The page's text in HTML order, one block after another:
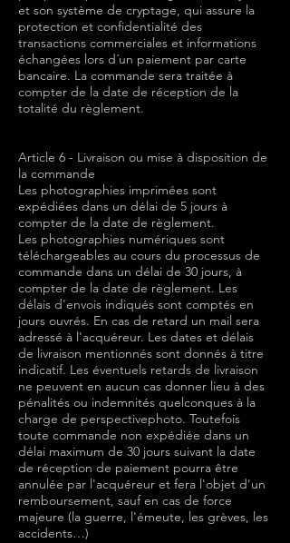
et son système de cryptage, qui assure la
protection et confidentialité des
transactions commerciales et informations
échangées lors d´un paiement par carte
bancaire. La commande sera traitée à
compter de la date de réception de la
totalité du règlement.
Article 6 - Livraison ou mise à disposition de
la commande
Les photographies imprimées sont
expédiées dans un délai de 5 jours à
compter de la date de règlement.
Les photographies numériques sont
téléchargeables au cours du processus de
commande dans un délai de 30 jours, à
compter de la date de règlement. Les
délais d'envois indiqués sont comptés en
jours ouvrés. En cas de retard un mail sera
adressé à l'acquéreur. Les dates et délais
de livraison mentionnés sont donnés à titre
indicatif. Les éventuels retards de livraison
ne peuvent en aucun cas donner lieu à des
pénalités ou indemnités quelconques à la
charge de perspectivephoto. Toutefois
toute commande non expédiée dans un
délai maximum de 30 jours suivant la date
de réception de paiement pourra être
annulée par l'acquéreur et fera l'objet d'un
remboursement, sauf en cas de force
majeure (la guerre, l'émeute, les grèves, les
accidents…)